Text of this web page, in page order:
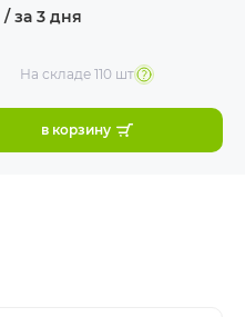
/ за 3 дня
На складе110 шт
в корзину